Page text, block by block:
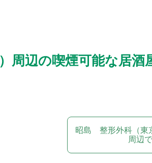
周辺の喫煙可能な居酒
昭島 整形外科（東
周辺